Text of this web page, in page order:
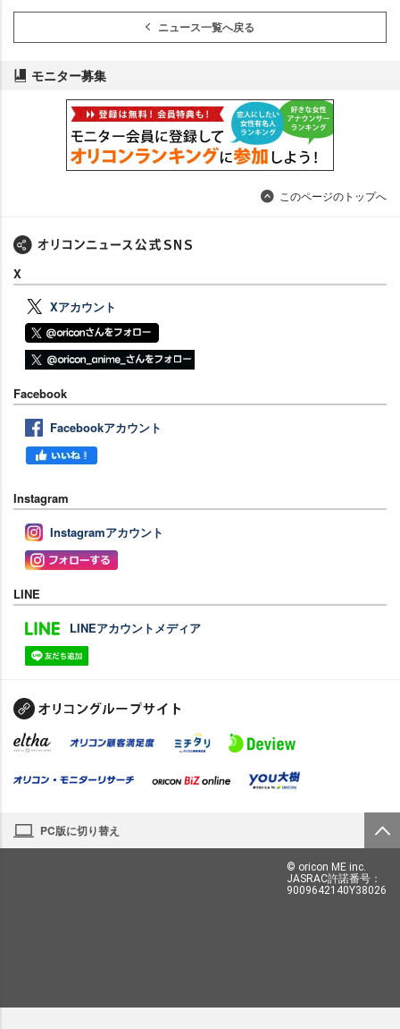
ニュース一覧へ戻る
モニター募集
このページのトップへ
X
Xアカウント
Facebook
Facebookアカウント
Instagram
Instagramアカウント
LINE
LINEアカウントメディア
PC版に切り替え
© oricon ME inc.
JASRAC許諾番号：
9009642140Y38026